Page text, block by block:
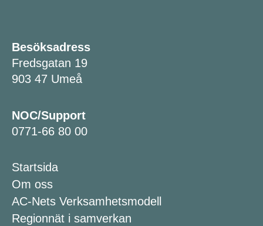
Besöksadress
Fredsgatan 19
903 47 Umeå
NOC/Support
0771-66 80 00
Startsida
Om oss
AC-Nets Verksamhetsmodell
Regionnät i samverkan